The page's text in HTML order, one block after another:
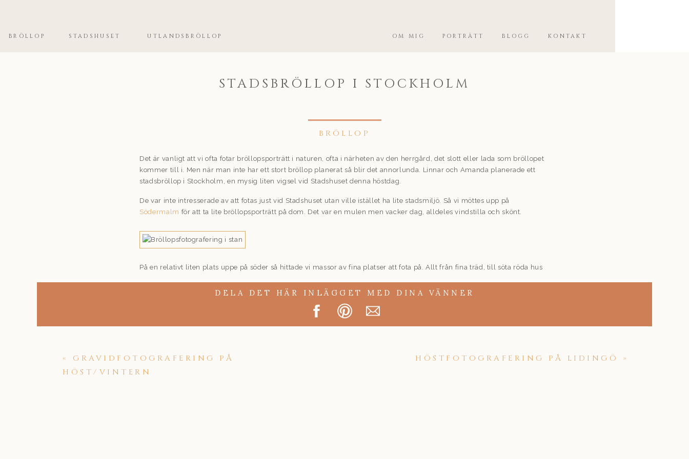
BLOGG
OM MIG PORTRÄTT KONTAKT
BRÖLLOP UTLANDSBRÖLLOP
STADSHUSET
STADSBRÖLLOP I STOCKHOLM
BRÖLLOP
Det är vanligt att vi ofta fotar bröllopsporträtt i naturen, ofta i närheten av den herrgård, det slott eller lada som bröllopet
kommer till i. Men när man inte har ett stort bröllop planerat så blir det annorlunda. Linnar och Amanda planerade ett
stadsbröllop i Stockholm, en mysig liten vigsel vid Stadshuset denna höstdag.
De var inte intresserade av att fotas just vid Stadshuset utan ville istället ha lite stadsmiljö. Så vi möttes upp på
Södermalm för att ta lite bröllopsporträtt på dom. Det var en mulen men vacker dag, alldeles vindstilla och skönt.
På en relativt liten plats uppe på söder så hittade vi massor av fina platser att fota på. Allt från fina träd, till söta röda hus
man direkt tänkt storstad, det känns mer som en gammal stad. Men det är lite charmen med det tycker jag.
Träden började bli kala men hade fortfarande färggranna löv på sig som förgyllde bilderna. En riktigt fin höstdag i slutet
på oktober. Linnar och Amanda fick en mysig stund för sig själv (förutom det här härliga tredjehjulet) innan de tog sig
Läs mer om ett stadsbröllop i Stockholm med mig här.
DELA DET HÄR INLÄGGET MED DINA VÄNNER
HÖSTFOTOGRAFERING PÅ LIDINGÖ »
« GRAVIDFOTOGRAFERING PÅ
HÖST/VINTERN